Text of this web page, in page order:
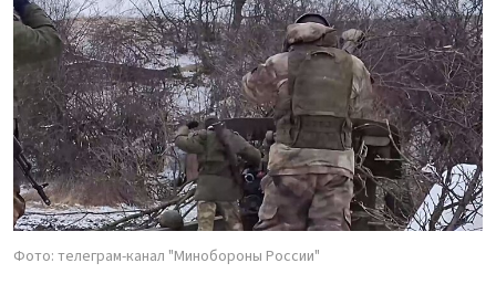
Фото: телеграм-канал "Минобороны России"